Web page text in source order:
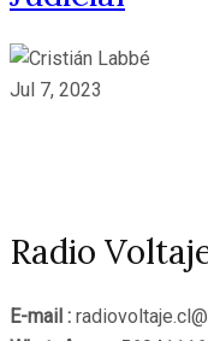
Jul 7, 2023
Radio
E-mail :